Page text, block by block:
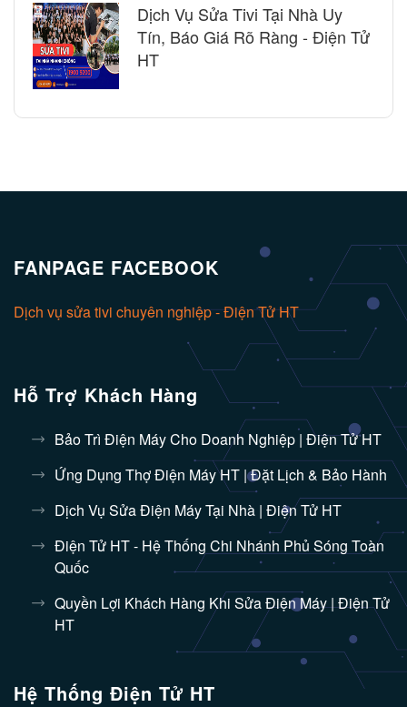
Dịch Vụ Sửa Tivi Tại Nhà Uy
Tín, Báo Giá Rõ Ràng - Điện Tử
HT
FANPAGE FACEBOOK
Dịch vụ sửa tivi chuyên nghiệp - Điện Tử HT
Hỗ Trợ Khách Hàng
Bảo Trì Điện Máy Cho Doanh Nghiệp | Điện Tử HT
Ứng Dụng Thợ Điện Máy HT | Đặt Lịch & Bảo Hành
Dịch Vụ Sửa Điện Máy Tại Nhà | Điện Tử HT
Điện Tử HT - Hệ Thống Chi Nhánh Phủ Sóng Toàn
Quốc
Quyền Lợi Khách Hàng Khi Sửa Điện Máy | Điện Tử
HT
Hệ Thống Điện Tử HT